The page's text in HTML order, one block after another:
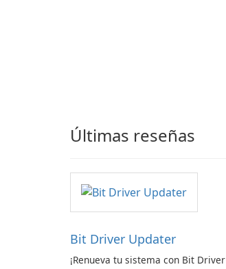
Últimas reseñas
Bit Driver Updater
¡Renueva tu sistema con Bit Driver